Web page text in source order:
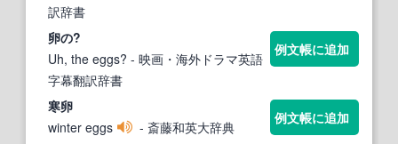
訳辞書
卵の?
Uh, the eggs? - 映画・海外ドラマ英語
字幕翻訳辞書
例文帳に追加
寒卵
winter eggs
- 斎藤和英大辞典
例文帳に追加